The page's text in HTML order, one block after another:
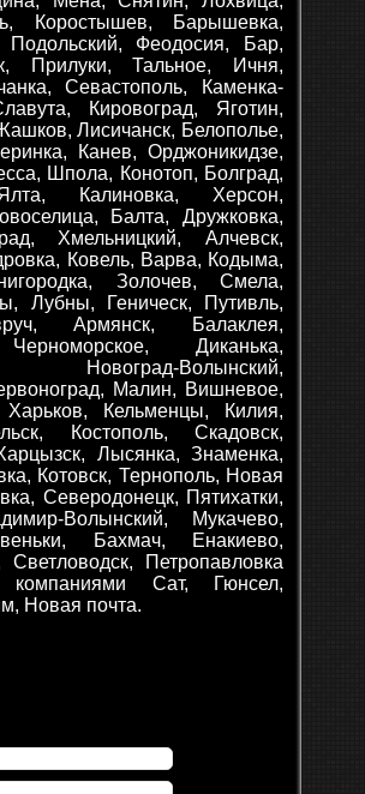
Коростышев, Барышевка,
Феодосия, Бар,
Прилуки, Тальное, Ичня,
Севастополь, Каменка-
Кировоград, Яготин,
Лисичанск, Белополье,
Канев, Орджоникидзе,
Шпола, Конотоп, Болград,
Калиновка, Херсон,
Балта, Дружковка,
Хмельницкий, Алчевск,
Ковель, Варва, Кодыма,
Золочев, Смела,
Лубны, Геническ, Путивль,
Армянск, Балаклея,
Диканька,
Волынский,
Малин, Вишневое,
Харьков, Кельменцы, Килия,
Костополь, Скадовск,
Лысянка, Знаменка,
Котовск, Тернополь, Новая
Северодонецк, Пятихатки,
Волынский, Мукачево,
Бахмач, Енакиево,
Петропавловка
компаниями Сат, Гюнсел,
Новая почта.